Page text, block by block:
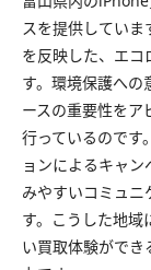
スを提供してい
を反映した、エコ
す。環境保護への
ースの重要性をア
行っているのです
ョンによるキャ
みやすいコミュニ
す。こうした地域
い買取体験がで